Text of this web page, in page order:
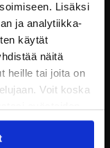
Lisäksi
ja analytiikka-
käytät
näitä
heille tai joita on
Voit koska